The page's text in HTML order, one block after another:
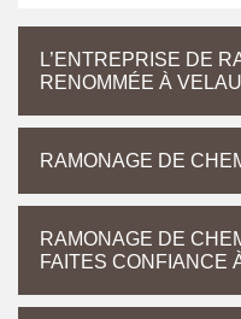
L’ENTREPRISE DE
RENOMMÉE À
RAMONAGE DE
RAMONAGE DE
FAITES CONFIANCE